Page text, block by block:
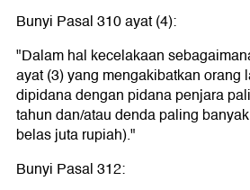
Bunyi Pasal 310 ayat (4):
"Dalam hal kecelakaan
ayat (3) yang mengakibatkan orang
dipidana dengan pidana penjara
tahun dan/atau denda paling
belas juta rupiah)."
Bunyi Pasal 312: